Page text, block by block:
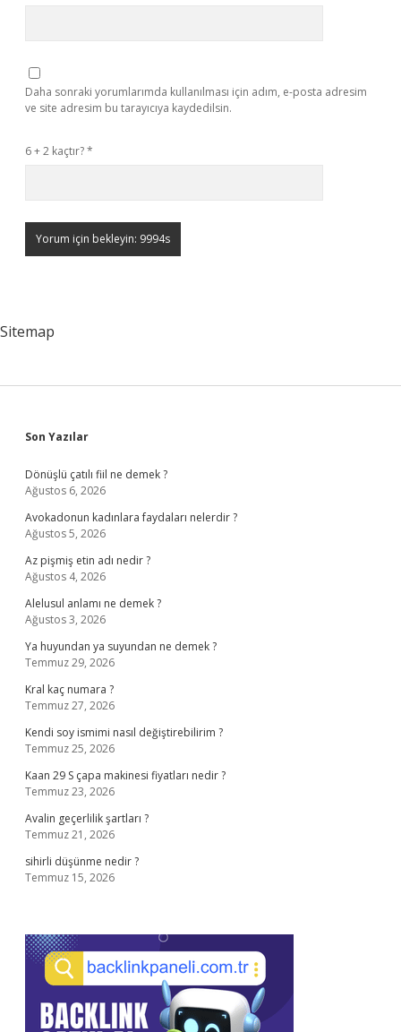
Daha sonraki yorumlarımda kullanılması için adım, e-posta adresim
ve site adresim bu tarayıcıya kaydedilsin.
6 + 2 kaçtır?*
Sitemap
Sidebar
Son Yazılar
Dönüşlü çatılı fiil ne demek ?
Ağustos 6, 2026
Avokadonun kadınlara faydaları nelerdir ?
Ağustos 5, 2026
Az pişmiş etin adı nedir ?
Ağustos 4, 2026
Alelusul anlamı ne demek ?
Ağustos 3, 2026
Ya huyundan ya suyundan ne demek ?
Temmuz 29, 2026
Kral kaç numara ?
Temmuz 27, 2026
Kendi soy ismimi nasıl değiştirebilirim ?
Temmuz 25, 2026
Kaan 29 S çapa makinesi fiyatları nedir ?
Temmuz 23, 2026
Avalin geçerlilik şartları ?
Temmuz 21, 2026
sihirli düşünme nedir ?
Temmuz 15, 2026